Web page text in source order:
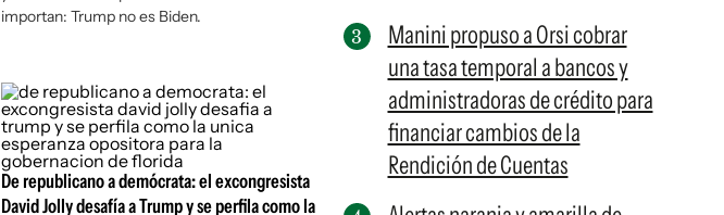
importan: Trump no es Biden.
De republicano a demócrata: el excongresista
David Jolly desafía a Trump y se perfila como la
Manini propuso a Orsi cobrar
una tasa temporal a bancos y
administradoras de crédito para
financiar cambios de la
Rendición de Cuentas